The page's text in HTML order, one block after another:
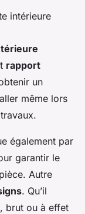
rapport
un
même lors
également par
garantir le
Autre
. Qu’il
, brut ou à effet